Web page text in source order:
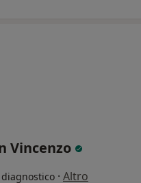
Vincenzo
· Altro